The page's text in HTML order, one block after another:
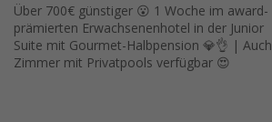
Über 700€ günstiger 😮 1 Woche im award-
prämierten Erwachsenenhotel in der Junior
Suite mit Gourmet-Halbpension 💎👌 | Auch
Zimmer mit Privatpools verfügbar 😍